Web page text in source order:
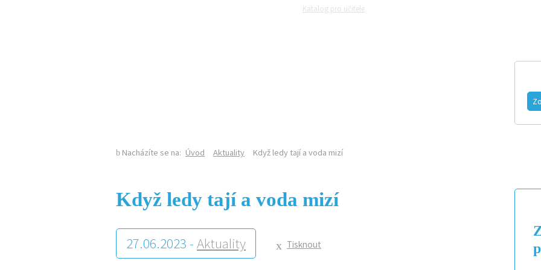
Katalog pro učitele
Nacházíte se na: Úvod Aktuality Když ledy tají a voda mizí
Když ledy tají a voda mizí
27.06.2023 - Aktuality Tisknout